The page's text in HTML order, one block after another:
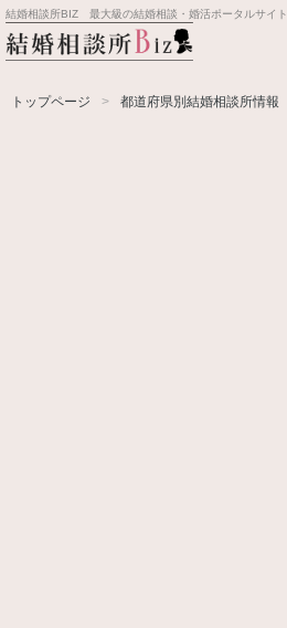
結婚相談所BIZ 最大級の結婚相談・婚活ポータルサイト
トップページ 都道府県別結婚相談所情報